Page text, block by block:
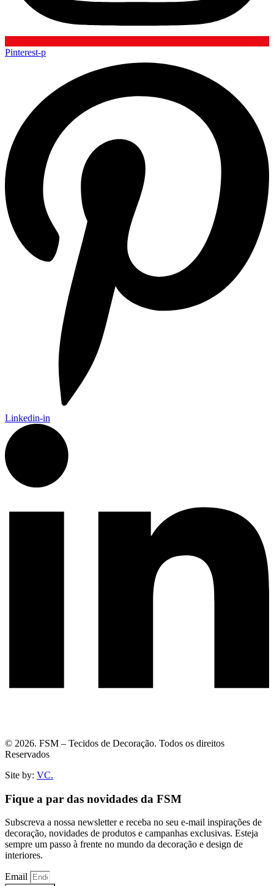
Pinterest-p
Linkedin-in
© 2026. FSM – Tecidos de Decoração. Todos os direitos
Reservados
Site by: VC.
Fique a par das novidades da FSM
Subscreva a nossa newsletter e receba no seu e-mail inspirações de
decoração, novidades de produtos e campanhas exclusivas. Esteja
sempre um passo à frente no mundo da decoração e design de
interiores.
Email